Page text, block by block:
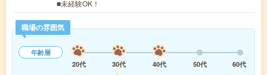
■未経験OK！
職場の雰囲気
年齢層
20代
30代 40代 50代
60代